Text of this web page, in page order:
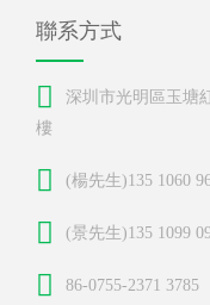
聯系方式
深圳市光明區玉塘
樓
(楊先生)135 1060
(景先生)135 1099
86-0755-2371 3785